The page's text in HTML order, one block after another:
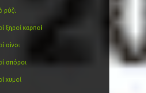
ρύζι
ξηροί καρποί
οίνοι
σπόροι
χυμοί